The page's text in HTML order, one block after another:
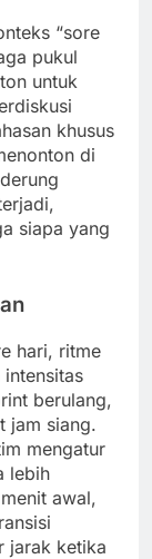
“sore
pukul
untuk
khusus
di
siapa yang
hari, ritme
berulang,
jam siang.
mengatur
lebih
awal,
jarak ketika